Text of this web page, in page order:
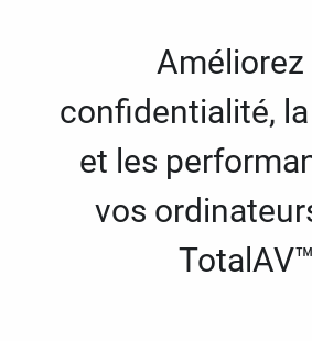
Améliorez
confidentialité,
et les
vos
TotalAV™